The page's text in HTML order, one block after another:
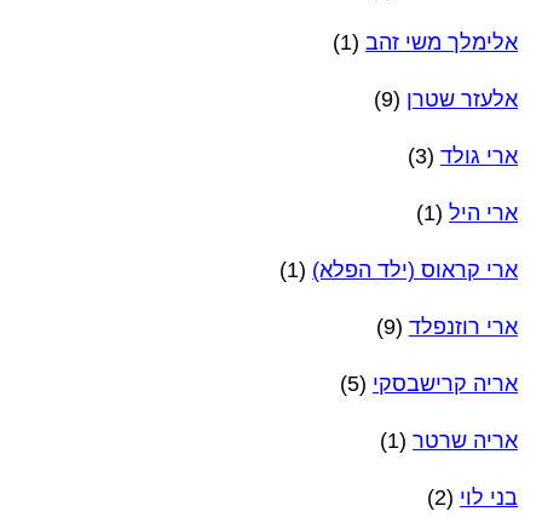
אלימלך משי זהב (1)
אלעזר שטרן (9)
ארי גולד (3)
ארי היל (1)
ארי קראוס (ילד הפלא) (1)
ארי רוזנפלד (9)
אריה קרישבסקי (5)
אריה שרטר (1)
בני לוי (2)